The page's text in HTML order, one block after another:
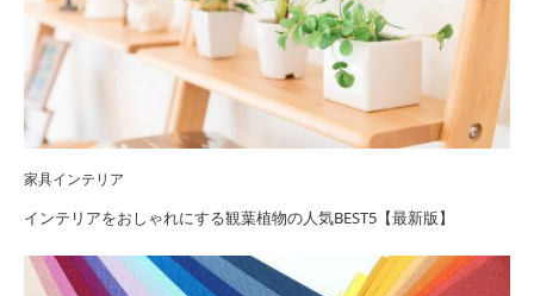
家具インテリア
インテリアをおしゃれにする観葉植物の人気BEST5【最新版】